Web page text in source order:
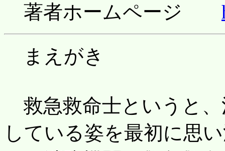
著者ホームページ
まえがき
救急救命士というと、
している姿を最初に思